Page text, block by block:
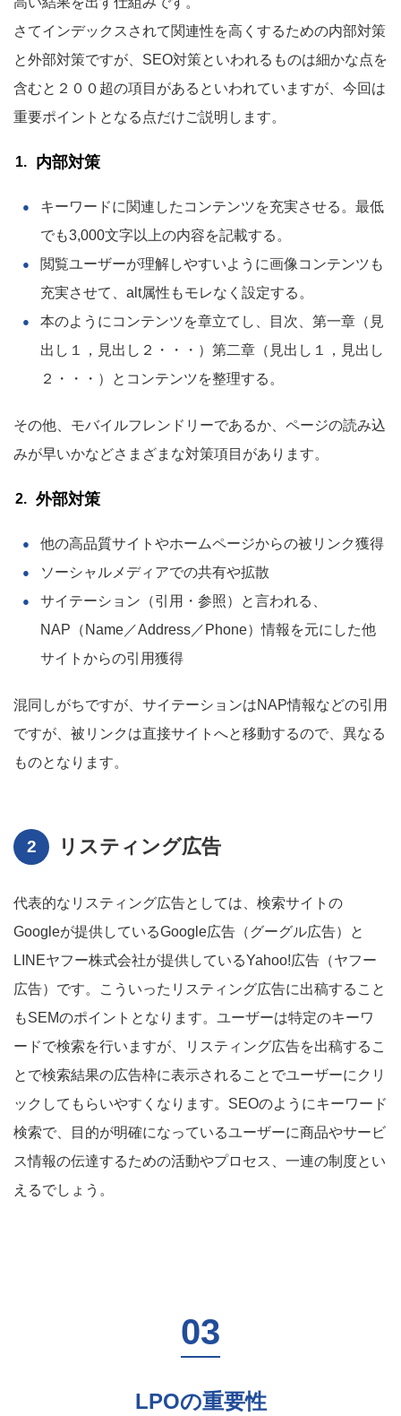
さてインデックスされて関連性を高くするための内部対策
と外部対策ですが、SEO対策といわれるものは細かな点を
含むと２００超の項目があるといわれていますが、今回は
重要ポイントとなる点だけご説明します。
内部対策
キーワードに関連したコンテンツを充実させる。最低
でも3,000文字以上の内容を記載する。
閲覧ユーザーが理解しやすいように画像コンテンツも
充実させて、alt属性もモレなく設定する。
本のようにコンテンツを章立てし、目次、第一章（見
出し１，見出し２・・・）第二章（見出し１，見出し
２・・・）とコンテンツを整理する。
その他、モバイルフレンドリーであるか、ページの読み込
みが早いかなどさまざまな対策項目があります。
外部対策
他の高品質サイトやホームページからの被リンク獲得
ソーシャルメディアでの共有や拡散
サイテーション（引用・参照）と言われる、
NAP（Name／Address／Phone）情報を元にした他
サイトからの引用獲得
混同しがちですが、サイテーションはNAP情報などの引用
ですが、被リンクは直接サイトへと移動するので、異なる
ものとなります。
リスティング広告
代表的なリスティング広告としては、検索サイトの
Googleが提供しているGoogle広告（グーグル広告）と
LINEヤフー株式会社が提供しているYahoo!広告（ヤフー
広告）です。こういったリスティング広告に出稿すること
もSEMのポイントとなります。ユーザーは特定のキーワ
ードで検索を行いますが、リスティング広告を出稿するこ
とで検索結果の広告枠に表示されることでユーザーにクリ
ックしてもらいやすくなります。SEOのようにキーワード
検索で、目的が明確になっているユーザーに商品やサービ
ス情報の伝達するための活動やプロセス、一連の制度とい
えるでしょう。
LPOの重要性